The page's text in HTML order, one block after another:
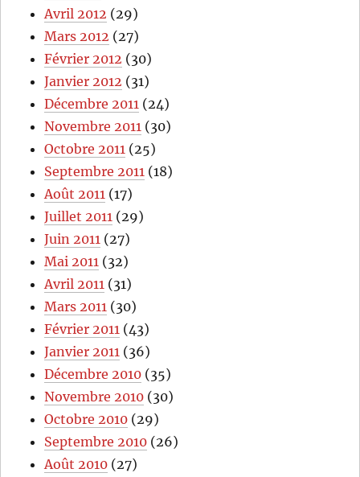
Avril 2012 (29)
Mars 2012 (27)
Février 2012 (30)
Janvier 2012 (31)
Décembre 2011 (24)
Novembre 2011 (30)
Octobre 2011 (25)
Septembre 2011 (18)
Août 2011 (17)
Juillet 2011 (29)
Juin 2011 (27)
Mai 2011 (32)
Avril 2011 (31)
Mars 2011 (30)
Février 2011 (43)
Janvier 2011 (36)
Décembre 2010 (35)
Novembre 2010 (30)
Octobre 2010 (29)
Septembre 2010 (26)
Août 2010 (27)